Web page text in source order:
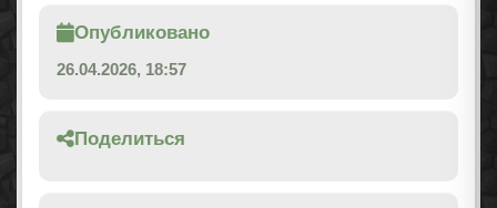
Опубликовано
26.04.2026, 18:57
Поделиться